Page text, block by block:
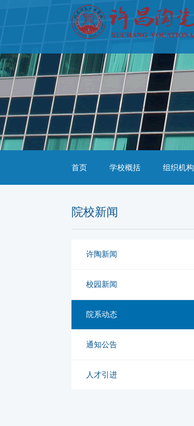
首页 学校概括 组织机构
院校新闻
许陶新闻
校园新闻
院系动态
通知公告
人才引进